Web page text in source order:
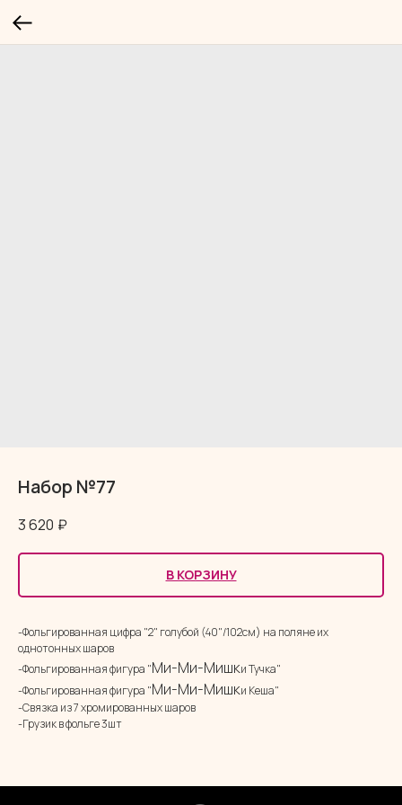
Набор №77
3 620 ₽
В КОРЗИНУ
-Фольгированная цифра "2" голубой (40"/102см) на поляне их
однотонных шаров
-Фольгированная фигура "Ми-Ми-Мишки Тучка"
-Фольгированная фигура "Ми-Ми-Мишки Кеша"
-Связка из 7 хромированных шаров
-Грузик в фольге 3шт